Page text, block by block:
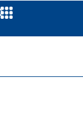
Open